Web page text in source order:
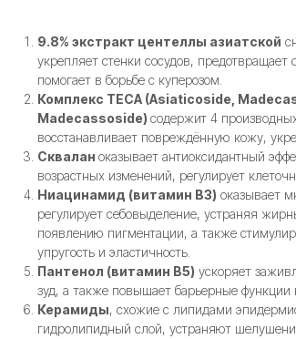
9.8% экстракт центеллы азиатской
укрепляет стенки сосудов, предотвращает
помогает в борьбе с куперозом.
Комплекс TECA (Asiaticoside,
Madecassoside) содержит 4
восстанавливает повреждённую кожу,
Сквалан оказывает антиоксидантный
возрастных изменений, регулирует
Ниацинамид (витамин B3) оказывает
регулирует себовыделение, устраняя
появлению пигментации, а также
упругость и эластичность.
Пантенол (витамин B5) ускоряет
зуд, а также повышает барьерные
Керамиды, схожие с липидами
гидролипидный слой, устраняют